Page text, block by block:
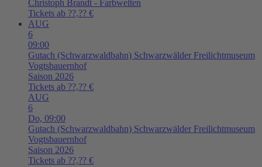
Christoph Brandt - Farbwelten
Tickets ab ??,?? €
AUG
6
09:00
Gutach (Schwarzwaldbahn) Schwarzwälder Freilichtmuseum
Vogtsbauernhof
Saison 2026
Tickets ab ??,?? €
AUG
6
Do, 09:00
Gutach (Schwarzwaldbahn) Schwarzwälder Freilichtmuseum
Vogtsbauernhof
Saison 2026
Tickets ab ??,?? €